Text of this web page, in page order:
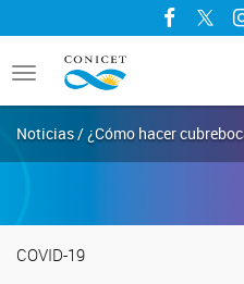
Toggle
navigation
Noticias / ¿Cómo hacer
COVID-19